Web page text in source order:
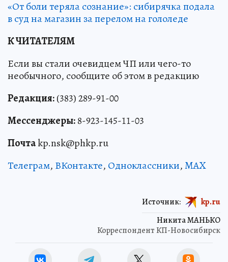
«От боли теряла сознание»: сибирячка подала
в суд на магазин за перелом на гололеде
К ЧИТАТЕЛЯМ
Если вы стали очевидцем ЧП или чего-то
необычного, сообщите об этом в редакцию
Редакция:(383) 289-91-00
Мессенджеры:8-923-145-11-03
Почтаkp.nsk@phkp.ru
Телеграм, ВКонтакте, Одноклассники,MAX
Никита МАНЬКО
Корреспондент КП-Новосибирск
Источник: kp.ru